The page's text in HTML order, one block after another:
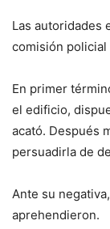
Las autoridades
comisión policial
En primer
el edificio,
acató. Después
persuadirla de
Ante su
aprehendieron.